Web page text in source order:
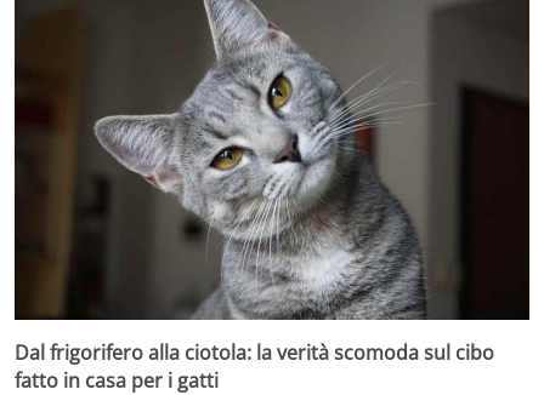
Dal frigorifero alla ciotola: la verità scomoda sul cibo
fatto in casa per i gatti